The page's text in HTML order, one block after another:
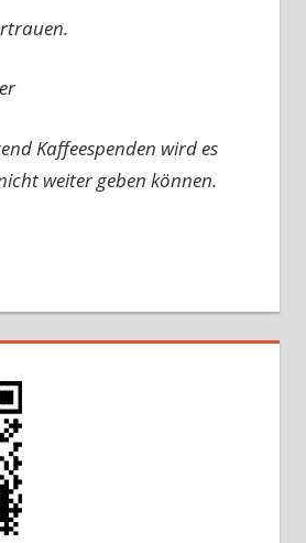
Kaffeespenden wird es
weiter geben können.